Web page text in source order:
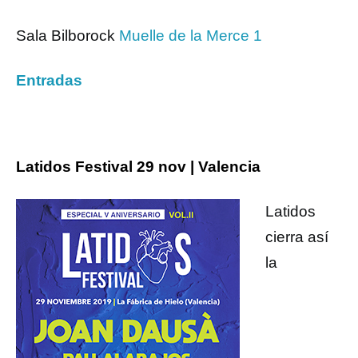
Sala Bilborock Muelle de la Merce 1
Entradas
Latidos Festival 29 nov | Valencia
Latidos
cierra así
la